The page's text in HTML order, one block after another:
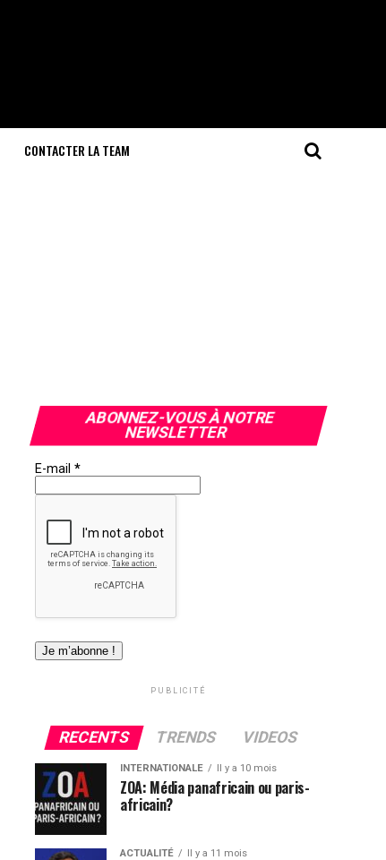
CONTACTER LA TEAM
ABONNEZ-VOUS À NOTRE
NEWSLETTER
E-mail *
PUBLICITÉ
RECENTS TRENDS VIDEOS
INTERNATIONALE Il y a 10 mois
ZOA: Média panafricain ou paris-
africain?
ACTUALITÉ Il y a 11 mois